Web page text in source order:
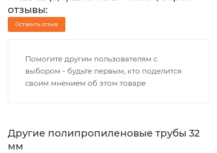
отзывы:
Оставить отзыв
Помогите другим пользователям с
выбором - будьте первым, кто поделится
своим мнением об этом товаре
Другие полипропиленовые трубы 32
мм